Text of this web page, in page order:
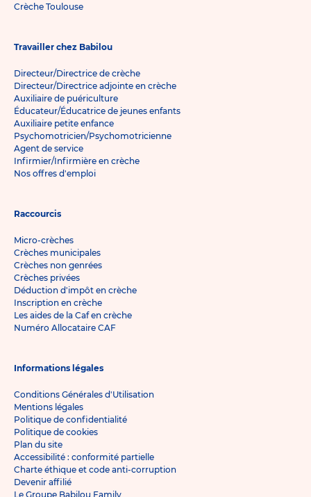
Crèche Toulouse
Travailler chez Babilou
Directeur/Directrice de crèche
Directeur/Directrice adjointe en crèche
Auxiliaire de puériculture
Éducateur/Éducatrice de jeunes enfants
Auxiliaire petite enfance
Psychomotricien/Psychomotricienne
Agent de service
Infirmier/Infirmière en crèche
Nos offres d'emploi
Raccourcis
Micro-crèches
Crèches municipales
Crèches non genrées
Crèches privées
Déduction d'impôt en crèche
Inscription en crèche
Les aides de la Caf en crèche
Numéro Allocataire CAF
Informations légales
Conditions Générales d'Utilisation
Mentions légales
Politique de confidentialité
Politique de cookies
Plan du site
Accessibilité : conformité partielle
Charte éthique et code anti-corruption
Devenir affilié
Le Groupe Babilou Family